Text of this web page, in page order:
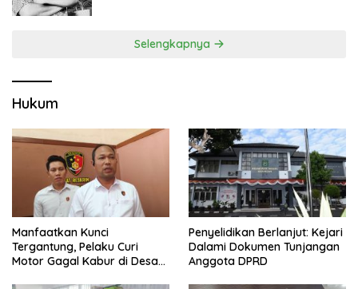
Selengkapnya
Hukum
Manfaatkan Kunci
Tergantung, Pelaku Curi
Motor Gagal Kabur di Desa
Penyelidikan Berlanjut: Kejari
Dalami Dokumen Tunjangan
Anggota DPRD